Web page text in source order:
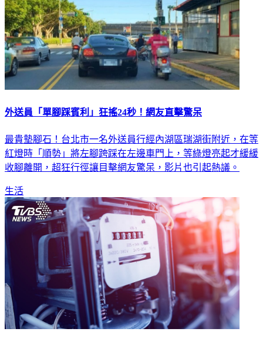
外送員「單腳踩賓利」狂搖24秒！網友直擊驚呆
最貴墊腳石！台北市一名外送員行經內湖區瑞湖街附近，在等
紅燈時「順勢」將左腳跨踩在左邊車門上，等綠燈亮起才緩緩
收腳離開，超狂行徑讓目擊網友驚呆，影片也引起熱議。
生活